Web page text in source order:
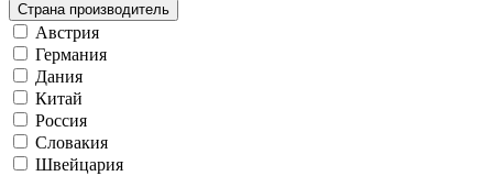
Страна производитель
Австрия
Германия
Дания
Китай
Россия
Словакия
Швейцария